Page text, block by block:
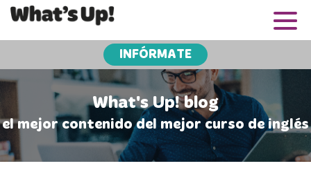
INFÓRMATE
What's Up! blog
el mejor contenido del mejor curso de inglés